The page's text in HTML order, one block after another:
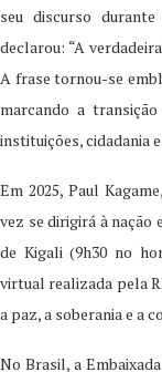
seu discurso
declarou: “A
A frase tornou-se
marcando a
instituições, cidadania
Em 2025, Paul
vez se dirigirá à nação
de Kigali (9h30 no
virtual realizada pela
a paz, a soberania e a
No Brasil, a